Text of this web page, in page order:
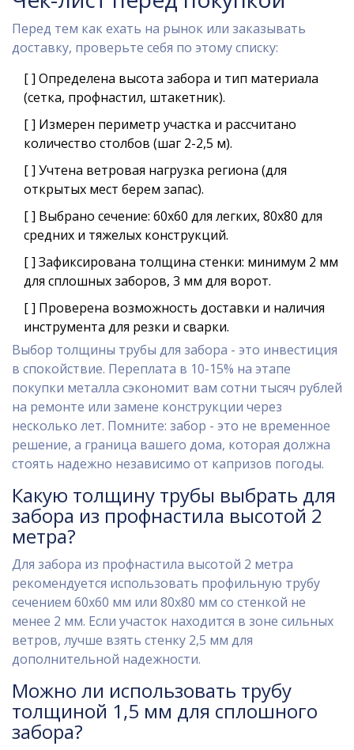
Перед тем как ехать на рынок или заказывать
доставку, проверьте себя по этому списку:
[ ] Определена высота забора и тип материала
(сетка, профнастил, штакетник).
[ ] Измерен периметр участка и рассчитано
количество столбов (шаг 2-2,5 м).
[ ] Учтена ветровая нагрузка региона (для
открытых мест берем запас).
[ ] Выбрано сечение: 60х60 для легких, 80х80 для
средних и тяжелых конструкций.
[ ] Зафиксирована толщина стенки: минимум 2 мм
для сплошных заборов, 3 мм для ворот.
[ ] Проверена возможность доставки и наличия
инструмента для резки и сварки.
Выбор толщины трубы для забора - это инвестиция
в спокойствие. Переплата в 10-15% на этапе
покупки металла сэкономит вам сотни тысяч рублей
на ремонте или замене конструкции через
несколько лет. Помните: забор - это не временное
решение, а граница вашего дома, которая должна
стоять надежно независимо от капризов погоды.
Какую толщину трубы выбрать для
забора из профнастила высотой 2
метра?
Для забора из профнастила высотой 2 метра
рекомендуется использовать профильную трубу
сечением 60х60 мм или 80х80 мм со стенкой не
менее 2 мм. Если участок находится в зоне сильных
ветров, лучше взять стенку 2,5 мм для
дополнительной надежности.
Можно ли использовать трубу
толщиной 1,5 мм для сплошного
забора?